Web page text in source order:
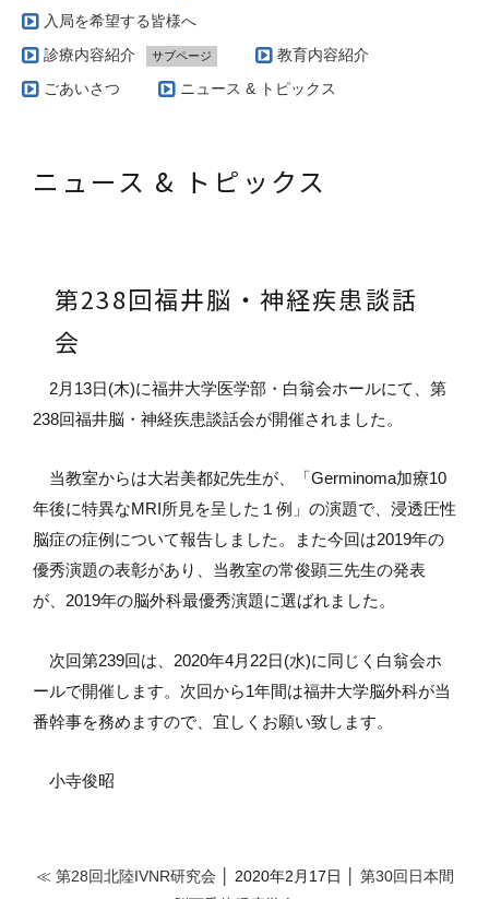
入局を希望する皆様へ
診療内容紹介
サブページ
当科で扱う疾患とその治療方針（脳腫瘍編）
AVM専門外来
教育内容紹介
ごあいさつ
ニュース & トピックス
ニュース & トピックス
第238回福井脳・神経疾患談話
会
2月13日(木)に福井大学医学部・白翁会ホールにて、第
238回福井脳・神経疾患談話会が開催されました。
当教室からは大岩美都妃先生が、「Germinoma加療10
年後に特異なMRI所見を呈した１例」の演題で、浸透圧性
脳症の症例について報告しました。また今回は2019年の
優秀演題の表彰があり、当教室の常俊顕三先生の発表
が、2019年の脳外科最優秀演題に選ばれました。
次回第239回は、2020年4月22日(水)に同じく白翁会ホ
ールで開催します。次回から1年間は福井大学脳外科が当
番幹事を務めますので、宜しくお願い致します。
小寺俊昭
≪ 第28回北陸IVNR研究会 │ 2020年2月17日 │ 第30回日本間